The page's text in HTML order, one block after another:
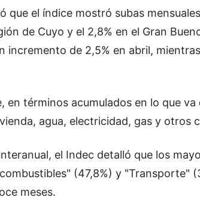
que el índice mostró subas
de Cuyo y el 2,8% en el Gran
incremento de 2,5% en abril,
en términos acumulados en lo que
agua, electricidad, gas y otros
el Indec detalló que los
(47,8%) y "Transporte"
meses.